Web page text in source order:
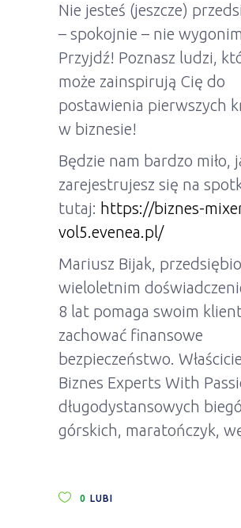
Nie jesteś (jeszcze)
– spokojnie – nie
Przyjdź! Poznasz ludzi,
może zainspirują Cię do
postawienia pierwszych
w biznesie!
Będzie nam bardzo miło,
zarejestrujesz się na
tutaj: https://biznes-
vol5.evenea.pl/
Mariusz Bijak,
wieloletnim
8 lat pomaga swoim
zachować finansowe
bezpieczeństwo.
Biznes Experts With
długodystansowych
górskich, maratończyk,
0 LUBI